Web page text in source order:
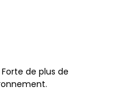
de plus de